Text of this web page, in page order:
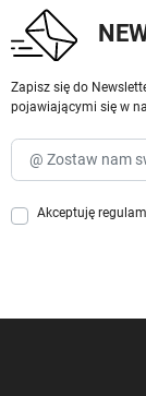
Zapisz się do
pojawiającymi się w
Akceptuję